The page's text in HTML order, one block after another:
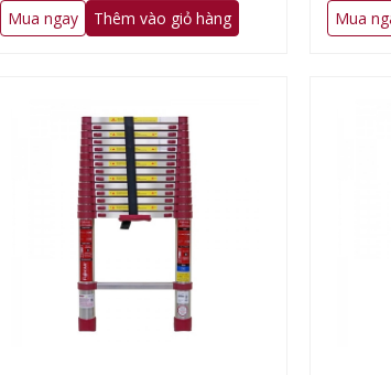
Mua ngay Thêm vào giỏ hàng Mua